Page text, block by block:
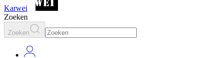
Karwei
Zoeken
Zoeken